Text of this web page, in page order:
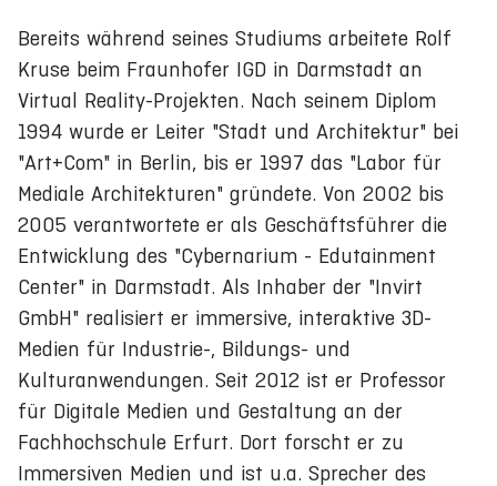
Bereits während seines Studiums arbeitete Rolf
Kruse beim Fraunhofer IGD in Darmstadt an
Virtual Reality-Projekten. Nach seinem Diplom
1994 wurde er Leiter "Stadt und Architektur" bei
"Art+Com" in Berlin, bis er 1997 das "Labor für
Mediale Architekturen" gründete. Von 2002 bis
2005 verantwortete er als Geschäftsführer die
Entwicklung des "Cybernarium - Edutainment
Center" in Darmstadt. Als Inhaber der "Invirt
GmbH" realisiert er immersive, interaktive 3D-
Medien für Industrie-, Bildungs- und
Kulturanwendungen. Seit 2012 ist er Professor
für Digitale Medien und Gestaltung an der
Fachhochschule Erfurt. Dort forscht er zu
Immersiven Medien und ist u.a. Sprecher des